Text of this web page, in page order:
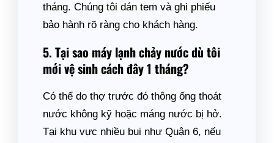
tháng. Chúng tôi dán tem và ghi phiếu
bảo hành rõ ràng cho khách hàng.
5. Tại sao máy lạnh chảy nước dù tôi
mới vệ sinh cách đây 1 tháng?
Có thể do thợ trước đó thông ống thoát
nước không kỹ hoặc máng nước bị hở.
Tại khu vực nhiều bụi như Quận 6, nếu